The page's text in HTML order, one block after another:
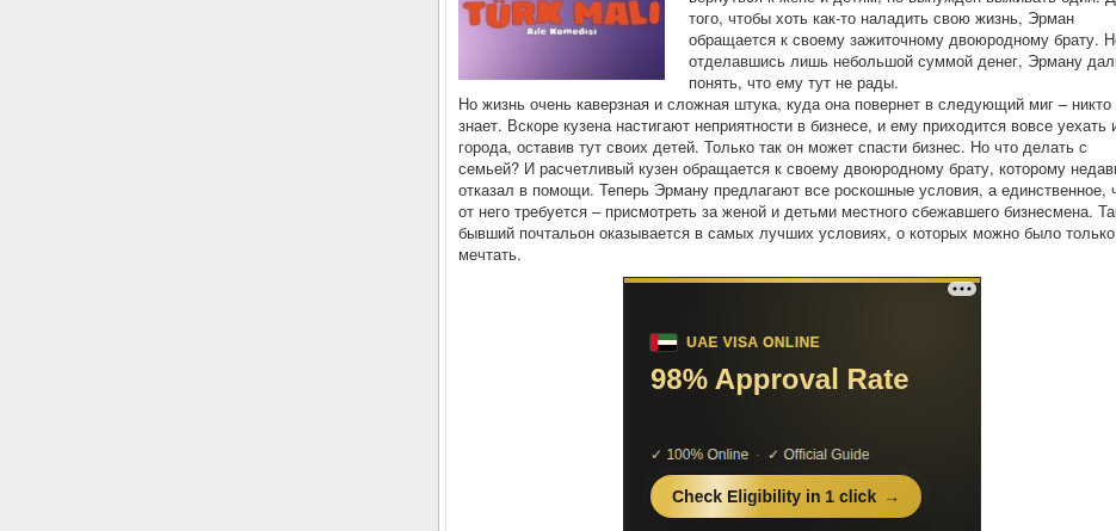
того, чтобы хоть как-то наладить свою жизнь, Эрман
обращается к своему зажиточному двоюродному брату.
отделавшись лишь небольшой суммой денег, Эрману
понять, что ему тут не рады.
Но жизнь очень каверзная и сложная штука, куда она повернет в следующий миг – никто
знает. Вскоре кузена настигают неприятности в бизнесе, и ему приходится вовсе уехать
города, оставив тут своих детей. Только так он может спасти бизнес. Но что делать с
семьей? И расчетливый кузен обращается к своему двоюродному брату, которому
отказал в помощи. Теперь Эрману предлагают все роскошные условия, а единственное,
от него требуется – присмотреть за женой и детьми местного сбежавшего бизнесмена.
бывший почтальон оказывается в самых лучших условиях, о которых можно было только
мечтать.